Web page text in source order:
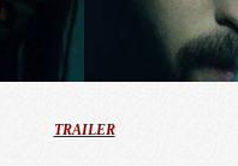
TRAILER